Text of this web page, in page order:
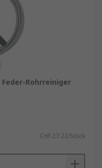
Rohrreiniger
CHF.27.22/Stück